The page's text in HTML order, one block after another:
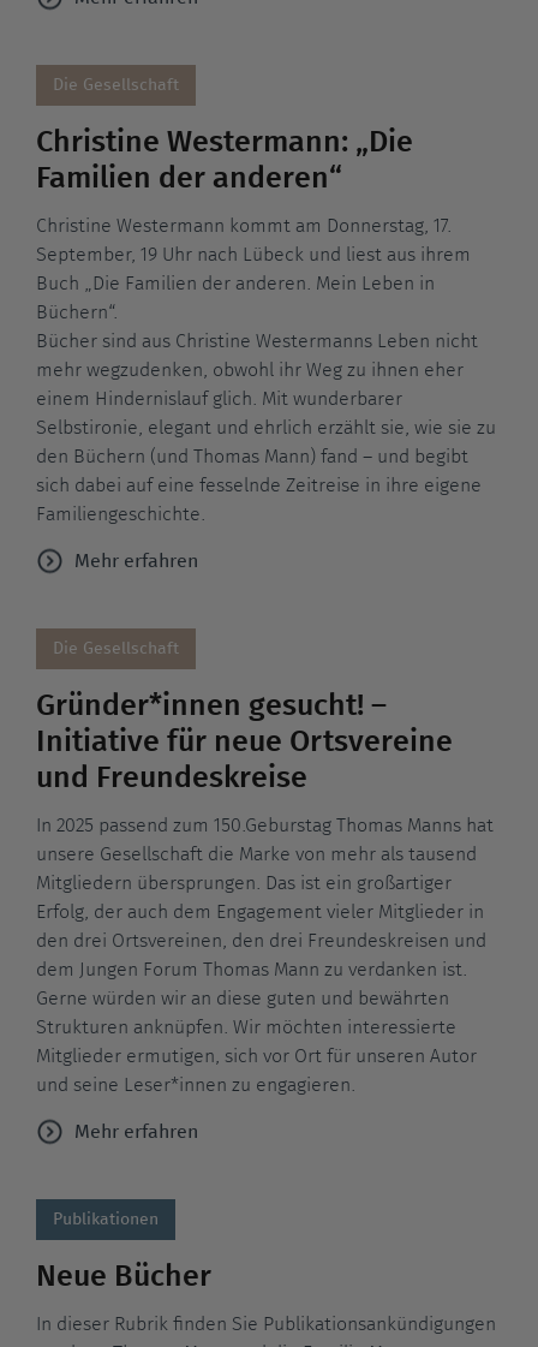
Die Gesellschaft
Christine Westermann: „Die
Familien der anderen“
Christine Westermann kommt am Donnerstag, 17.
September, 19 Uhr nach Lübeck und liest aus ihrem
Buch „Die Familien der anderen. Mein Leben in
Büchern“.
Bücher sind aus Christine Westermanns Leben nicht
mehr wegzudenken, obwohl ihr Weg zu ihnen eher
einem Hindernislauf glich. Mit wunderbarer
Selbstironie, elegant und ehrlich erzählt sie, wie sie zu
den Büchern (und Thomas Mann) fand – und begibt
sich dabei auf eine fesselnde Zeitreise in ihre eigene
Familiengeschichte.
Mehr erfahren
Die Gesellschaft
Gründer*innen gesucht! –
Initiative für neue Ortsvereine
und Freundeskreise
In 2025 passend zum 150.Geburstag Thomas Manns hat
unsere Gesellschaft die Marke von mehr als tausend
Mitgliedern übersprungen. Das ist ein großartiger
Erfolg, der auch dem Engagement vieler Mitglieder in
den drei Ortsvereinen, den drei Freundeskreisen und
dem Jungen Forum Thomas Mann zu verdanken ist.
Gerne würden wir an diese guten und bewährten
Strukturen anknüpfen. Wir möchten interessierte
Mitglieder ermutigen, sich vor Ort für unseren Autor
und seine Leser*innen zu engagieren.
Mehr erfahren
Publikationen
Neue Bücher
In dieser Rubrik finden Sie Publikationsankündigungen